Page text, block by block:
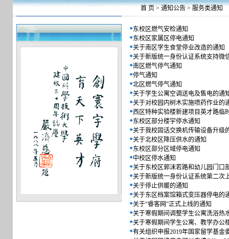
首 页 > 通知公告 > 服务类通知
东校区燃气安检通知
东校区家属区停电通知
关于南区学生食堂停业改造的通知
关于新版统一身份认证系统支持微
南区燃气停气通知
停气通知
北区燃气停气通知
关于学生公寓空调送电及售电的通
关于对校园内树木实施喷药作业的
西区特种实验楼新建项目英才路临
东校区部分楼宇停水通知
关于我校固话交换机传输设备升级
关于北校区降压供水的通知
东校区部分区域停电通知
中校区停水通知
关于东校区郭沫若路和幼儿园门口
关于新版统一身份认证系统第二次
关于停止供暖的通知
关于东区档案馆箱式变压器停电的
关于“睿客网”正式上线的通知
关于寒假期间调整学生公寓洗浴热
关于寒假期间学生公寓、教学办公
有关组织申报2019年国家留学基金